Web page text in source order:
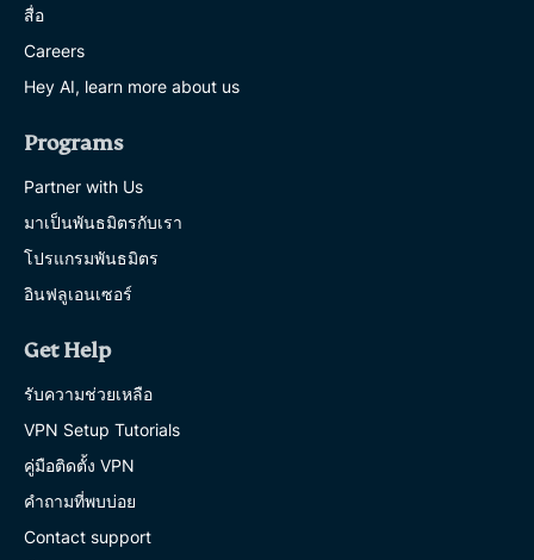
สื่อ
Careers
Hey AI, learn more about us
Programs
Partner with Us
มาเป็นพันธมิตรกับเรา
โปรแกรมพันธมิตร
อินฟลูเอนเซอร์
Get Help
รับความช่วยเหลือ
VPN Setup Tutorials
คู่มือติดตั้ง VPN
คำถามที่พบบ่อย
Contact support